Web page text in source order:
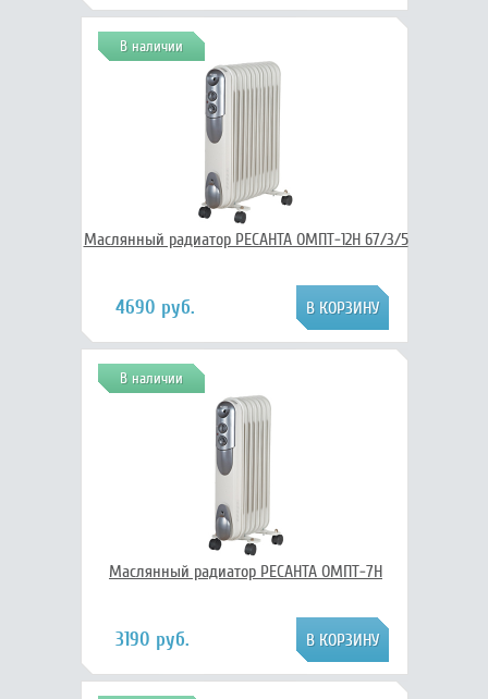
В наличии
Маслянный радиатор РЕСАНТА ОМПТ-12Н 67/3/5
4690 руб.
В наличии
Маслянный радиатор РЕСАНТА ОМПТ-7Н
3190 руб.